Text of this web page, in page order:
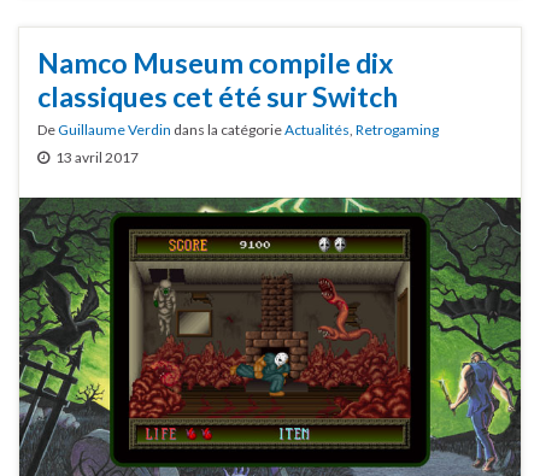
Namco Museum compile dix
classiques cet été sur Switch
DeGuillaume Verdin dans la catégorieActualités, Retrogaming
13 avril 2017